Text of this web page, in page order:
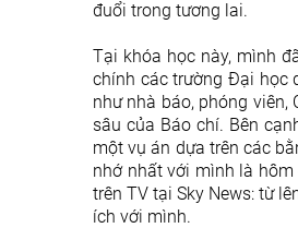
đuổi trong tương lai.
Tại khóa học này, mình
chính các trường Đại học
như nhà báo, phóng viên,
sâu của Báo chí. Bên
một vụ án dựa trên các
nhớ nhất với mình là
trên TV tại Sky News: từ
ích với mình.